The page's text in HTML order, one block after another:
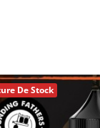
De Stock